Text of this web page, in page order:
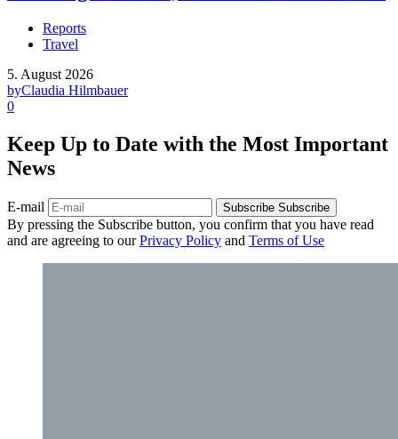
Reports
Travel
5. August 2026
byClaudia Hilmbauer
0
Keep Up to Date with the Most Important
News
E-mail Subscribe Subscribe
By pressing the Subscribe button, you confirm that you have read
and are agreeing to ourPrivacy Policy and Terms of Use